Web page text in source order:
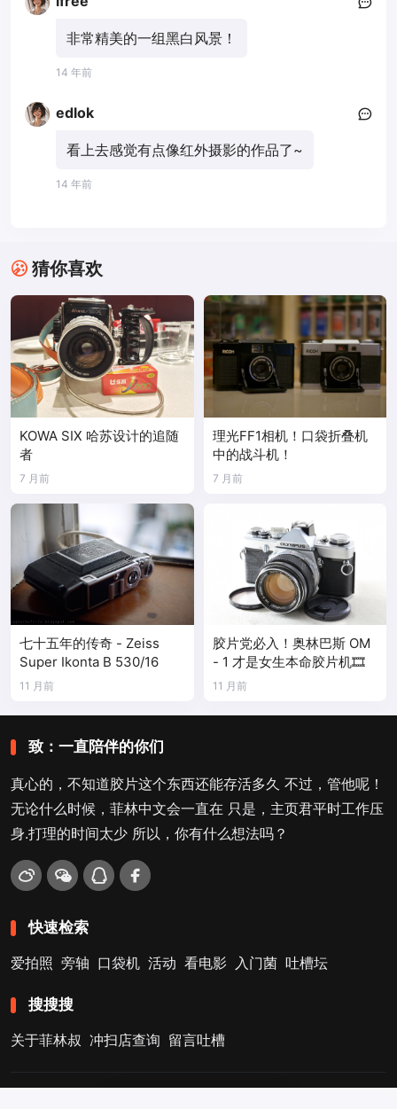
非常精美的一组黑白风景！
14 年前
edlok
看上去感觉有点像红外摄影的作品了~
14 年前
猜你喜欢
KOWA SIX 哈苏设计的追随
者
7 月前
理光FF1相机！口袋折叠机
中的战斗机！
7 月前
七十五年的传奇 - Zeiss
Super Ikonta B 530/16
11 月前
胶片党必入！奥林巴斯 OM
- 1 才是女生本命胶片机🎞️
11 月前
致：一直陪伴的你们
真心的，不知道胶片这个东西还能存活多久 不过，管他呢！
无论什么时候，菲林中文会一直在 只是，主页君平时工作压
身.打理的时间太少 所以，你有什么想法吗？
快速检索
爱拍照 旁轴 口袋机 活动 看电影 入门菌 吐槽坛
搜搜搜
关于菲林叔 冲扫店查询 留言吐槽